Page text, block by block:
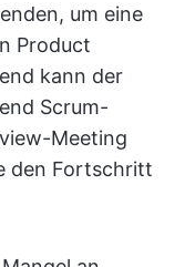
um eine
Product
kann der
Scrum-
Meeting
den Fortschritt